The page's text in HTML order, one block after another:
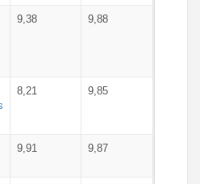
9,38 9,88
8,21 9,85
9,91 9,87